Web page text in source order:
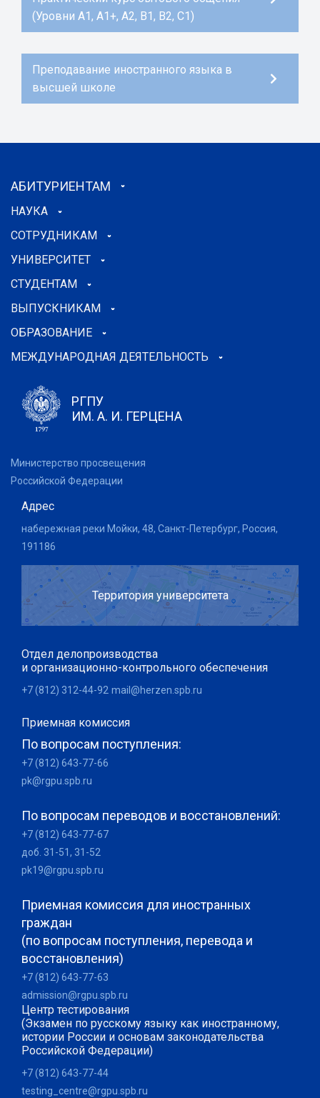
(Уровни А1, А1+, А2, В1, В2, С1)
Преподавание иностранного языка в
высшей школе
АБИТУРИЕНТАМ
НАУКА
СОТРУДНИКАМ
УНИВЕРСИТЕТ
СТУДЕНТАМ
ВЫПУСКНИКАМ
ОБРАЗОВАНИЕ
МЕЖДУНАРОДНАЯ ДЕЯТЕЛЬНОСТЬ
РГПУ
ИМ. А. И. ГЕРЦЕНА
Министерство просвещения
Российской Федерации
Адрес
набережная реки Мойки, 48, Санкт-Петербург, Россия,
191186
Территория университета
Отдел делопроизводства
и организационно-контрольного обеспечения
+7 (812) 312-44-92 mail@herzen.spb.ru
Приемная комиссия
По вопросам поступления:
+7 (812) 643-77-66
pk@rgpu.spb.ru
По вопросам переводов и восстановлений:
+7 (812) 643-77-67
доб. 31-51, 31-52
pk19@rgpu.spb.ru
Приемная комиссия для иностранных
граждан
(по вопросам поступления, перевода и
восстановления)
+7 (812) 643-77-63
admission@rgpu.spb.ru
Центр тестирования
(Экзамен по русскому языку как иностранному,
истории России и основам законодательства
Российской Федерации)
+7 (812) 643-77-44
testing_centre@rgpu.spb.ru